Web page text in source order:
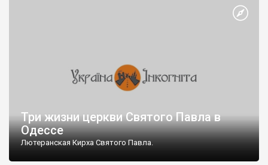
Россию и селиться, где пожелают.
Манифест гласил:
Три жизни церкви Святого Павла в
Одессе
Лютеранская Кирха Святого Павла.